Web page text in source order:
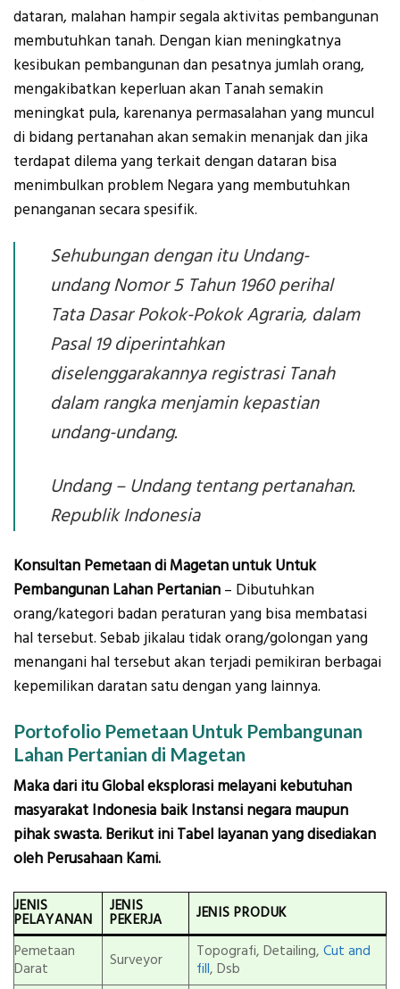
dataran, malahan hampir segala aktivitas pembangunan
membutuhkan tanah. Dengan kian meningkatnya
kesibukan pembangunan dan pesatnya jumlah orang,
mengakibatkan keperluan akan Tanah semakin
meningkat pula, karenanya permasalahan yang muncul
di bidang pertanahan akan semakin menanjak dan jika
terdapat dilema yang terkait dengan dataran bisa
menimbulkan problem Negara yang membutuhkan
penanganan secara spesifik.
Sehubungan dengan itu Undang-
undang Nomor 5 Tahun 1960 perihal
Tata Dasar Pokok-Pokok Agraria, dalam
Pasal 19 diperintahkan
diselenggarakannya registrasi Tanah
dalam rangka menjamin kepastian
undang-undang.
Undang – Undang tentang pertanahan.
Republik Indonesia
Konsultan Pemetaan di Magetan untuk Untuk
Pembangunan Lahan Pertanian – Dibutuhkan
orang/kategori badan peraturan yang bisa membatasi
hal tersebut. Sebab jikalau tidak orang/golongan yang
menangani hal tersebut akan terjadi pemikiran berbagai
kepemilikan daratan satu dengan yang lainnya.
Portofolio Pemetaan Untuk Pembangunan
Lahan Pertanian di Magetan
Maka dari itu Global eksplorasi melayani kebutuhan
masyarakat Indonesia baik Instansi negara maupun
pihak swasta. Berikut ini Tabel layanan yang disediakan
oleh Perusahaan Kami.
JENIS
PELAYANAN
JENIS
PEKERJA JENIS PRODUK
Pemetaan
Darat
Surveyor Topografi, Detailing, Cut and
fill, Dsb